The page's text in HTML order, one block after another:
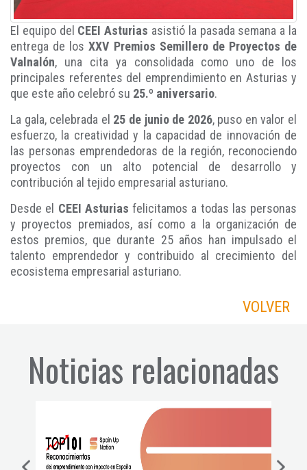
El equipo del CEEI Asturias asistió la pasada semana a la
entrega de losXXV Premios Semillero de Proyectos de
Valnalón, una cita ya consolidada como uno de los
principales referentes del emprendimiento en Asturias y
que este año celebró su 25.º aniversario.
La gala, celebrada el 25 de junio de 2026, puso en valor el
esfuerzo, la creatividad y la capacidad de innovación de
las personas emprendedoras de la región, reconociendo
proyectos con un alto potencial de desarrollo y
contribución al tejido empresarial asturiano.
Desde el CEEI Asturias felicitamos a todas las personas
y proyectos premiados, así como a la organización de
estos premios, que durante 25 años han impulsado el
talento emprendedor y contribuido al crecimiento del
ecosistema empresarial asturiano.
VOLVER
Noticias relacionadas